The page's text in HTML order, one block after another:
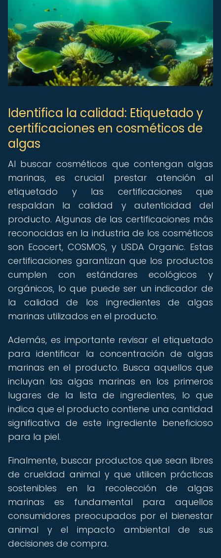
Identifica la calidad: Etiquetado y
certificaciones en cosméticos de
algas
Al buscar cosméticos que contengan algas
marinas, es crucial prestar atención al
etiquetado y las certificaciones que
respaldan la calidad y autenticidad del
producto. Algunas de las certificaciones más
reconocidas en la industria de los cosméticos
son Ecocert, COSMOS, y USDA Organic. Estas
certificaciones garantizan que los productos
cumplen con estándares ecológicos y
orgánicos, lo que puede ser un indicador de
la calidad de los ingredientes de algas
marinas utilizados en el producto.
Además, es importante revisar el etiquetado
para identificar la concentración de algas
marinas en el producto. Busca aquellos que
incluyan las algas marinas en los primeros
lugares de la lista de ingredientes, lo que
indica que el producto contiene una cantidad
significativa de este ingrediente beneficioso
para la piel.
Finalmente, buscar productos que sean libres
de crueldad animal y que utilicen prácticas
sostenibles en la recolección de algas
marinas es fundamental para aquellos
consumidores preocupados por el bienestar
animal y el impacto ambiental de sus
decisiones de compra.